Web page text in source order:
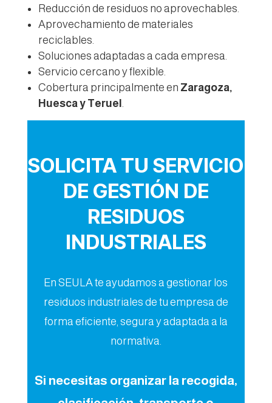
Reducción de residuos no aprovechables.
Aprovechamiento de materiales
reciclables.
Soluciones adaptadas a cada empresa.
Servicio cercano y flexible.
Cobertura principalmente en Zaragoza,
Huesca y Teruel .
SOLICITA TU SERVICIO
DE GESTIÓN DE
RESIDUOS
INDUSTRIALES
En SEULA te ayudamos a gestionar los
residuos industriales de tu empresa de
forma eficiente, segura y adaptada a la
normativa.
Si necesitas organizar la recogida,